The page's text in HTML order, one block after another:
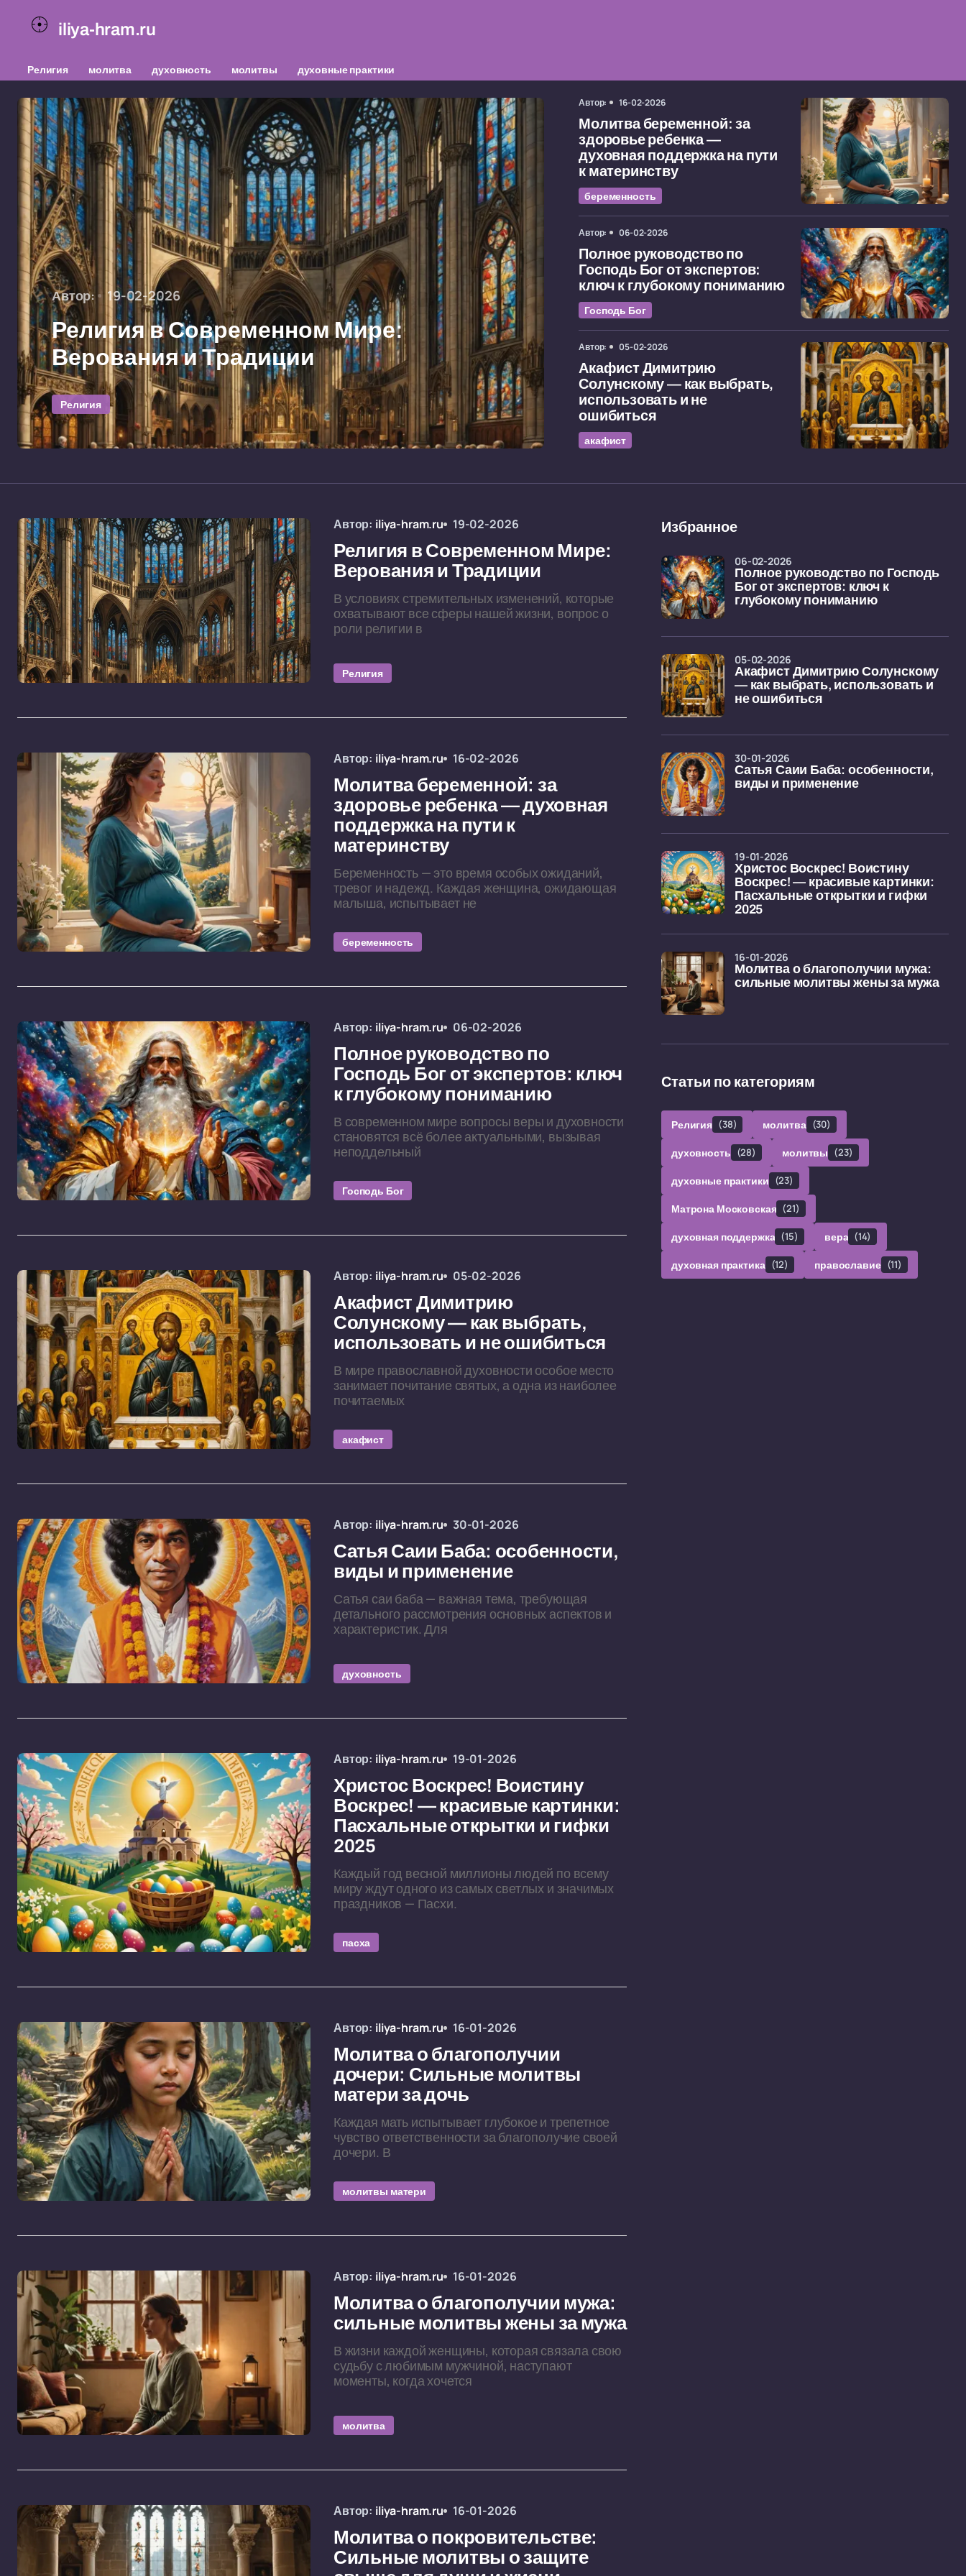
iliya-hram.ru
Религия молитва духовность молитвы духовные практики
Автор: 19-02-2026
Религия в Современном Мире:
Верования и Традиции
Религия
Автор: 16-02-2026
Молитва беременной: за
здоровье ребенка —
духовная поддержка на пути
к материнству
беременность
Автор: 06-02-2026
Полное руководство по
Господь Бог от экспертов:
ключ к глубокому пониманию
Господь Бог
Автор: 05-02-2026
Акафист Димитрию
Солунскому — как выбрать,
использовать и не
ошибиться
акафист
Автор: iliya-hram.ru 19-02-2026
Религия в Современном Мире:
Верования и Традиции
В условиях стремительных изменений, которые
охватывают все сферы нашей жизни, вопрос о
роли религии в
Религия
Автор: iliya-hram.ru 16-02-2026
Молитва беременной: за
здоровье ребенка — духовная
поддержка на пути к
материнству
Беременность — это время особых ожиданий,
тревог и надежд. Каждая женщина, ожидающая
малыша, испытывает не
беременность
Автор: iliya-hram.ru 06-02-2026
Полное руководство по
Господь Бог от экспертов: ключ
к глубокому пониманию
В современном мире вопросы веры и духовности
становятся всё более актуальными, вызывая
неподдельный
Господь Бог
Автор: iliya-hram.ru 05-02-2026
Акафист Димитрию
Солунскому — как выбрать,
использовать и не ошибиться
В мире православной духовности особое место
занимает почитание святых, а одна из наиболее
почитаемых
акафист
Автор: iliya-hram.ru 30-01-2026
Сатья Саии Баба: особенности,
виды и применение
Сатья саи баба — важная тема, требующая
детального рассмотрения основных аспектов и
характеристик. Для
духовность
Автор: iliya-hram.ru 19-01-2026
Христос Воскрес! Воистину
Воскрес! — красивые картинки:
Пасхальные открытки и гифки
2025
Каждый год весной миллионы людей по всему
миру ждут одного из самых светлых и значимых
праздников — Пасхи.
пасха
Автор: iliya-hram.ru 16-01-2026
Молитва о благополучии
дочери: Сильные молитвы
матери за дочь
Каждая мать испытывает глубокое и трепетное
чувство ответственности за благополучие своей
дочери. В
молитвы матери
Автор: iliya-hram.ru 16-01-2026
Молитва о благополучии мужа:
сильные молитвы жены за мужа
В жизни каждой женщины, которая связала свою
судьбу с любимым мужчиной, наступают
моменты, когда хочется
молитва
Автор: iliya-hram.ru 16-01-2026
Молитва о покровительстве:
Сильные молитвы о защите
Избранное
Полное руководство по Господь
Бог от экспертов: ключ к
глубокому пониманию
06-02-2026
Акафист Димитрию Солунскому
— как выбрать, использовать и
не ошибиться
05-02-2026
Сатья Саии Баба: особенности,
виды и применение
30-01-2026
Христос Воскрес! Воистину
Воскрес! — красивые картинки:
Пасхальные открытки и гифки
2025
19-01-2026
Молитва о благополучии мужа:
сильные молитвы жены за мужа
16-01-2026
Статьи по категориям
Религия (38) молитва (30)
духовность (28) молитвы (23)
духовные практики (23)
Матрона Московская (21)
духовная поддержка (15) вера (14)
духовная практика (12) православие (11)